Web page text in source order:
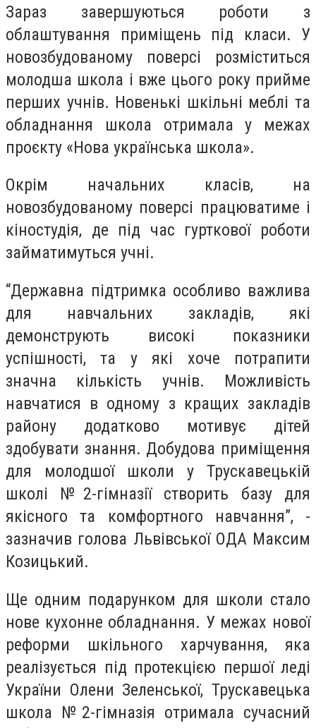
Зараз завершуються роботи з
облаштування приміщень під класи. У
новозбудованому поверсі розміститься
молодша школа і вже цього року прийме
перших учнів. Новенькі шкільні меблі та
обладнання школа отримала у межах
проєкту «Нова українська школа».
Окрім начальних класів, на
новозбудованому поверсі працюватиме і
кіностудія, де під час гурткової роботи
займатимуться учні.
“Державна підтримка особливо важлива
для навчальних закладів, які
демонструють високі показники
успішності, та у які хоче потрапити
значна кількість учнів. Можливість
навчатися в одному з кращих закладів
району додатково мотивує дітей
здобувати знання. Добудова приміщення
для молодшої школи у Трускавецькій
школі №2-гімназії створить базу для
якісного та комфортного навчання”, -
зазначив голова Львівської ОДА Максим
Козицький.
Ще одним подарунком для школи стало
нове кухонне обладнання. У межах нової
реформи шкільного харчування, яка
реалізується під протекцією першої леді
України Олени Зеленської, Трускавецька
школа №2-гімназія отримала сучасний